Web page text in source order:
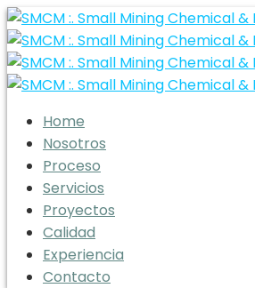
Home
Nosotros
Proceso
Servicios
Proyectos
Calidad
Experiencia
Contacto